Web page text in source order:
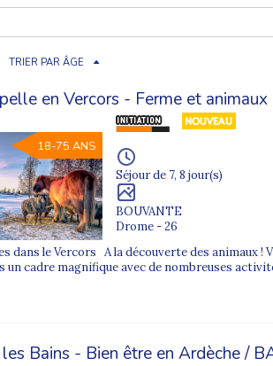
Supernova propose des séjours
séjours adaptés à Noël offrent une ambiance
groupe bienveillant. Ski, détente ou
adaptés et sécurisés
de montagne, Supernova propose des
pleinement des paysages enneigés,
sportives, les séjours incluent des
de repas de fête, d’animations musicales et
TRIER PAR ÂGE
en Vercors - Ferme et
18-75 ANS
Séjour de 7, 8 jour(s)
BOUVANTE
Drome - 26
dans le Vercors A la découverte des animaux !
un cadre magnifique avec de nombreuses
Bains - Bien être en Ardèche /